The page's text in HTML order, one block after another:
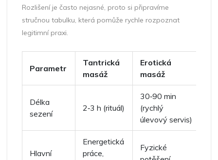
Rozlišení je často nejasné, proto si připravíme
stručnou tabulku, která pomůže rychle rozpoznat
legitimní praxi.
Parametr
Tantrická
masáž
Erotická
masáž
Délka
sezení
2‑3 h (rituál)
30‑90 min
(rychlý
úlevový servis)
Hlavní
Energetická
práce,
Fyzické